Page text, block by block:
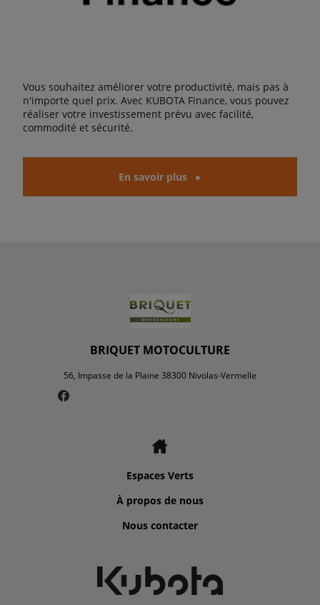
Vous souhaitez améliorer votre productivité, mais pas à
n'importe quel prix. Avec KUBOTA Finance, vous pouvez
réaliser votre investissement prévu avec facilité,
commodité et sécurité.
En savoir plus
BRIQUET MOTOCULTURE
56, Impasse de la Plaine 38300 Nivolas-Vermelle
Espaces Verts
À propos de nous
Nous contacter